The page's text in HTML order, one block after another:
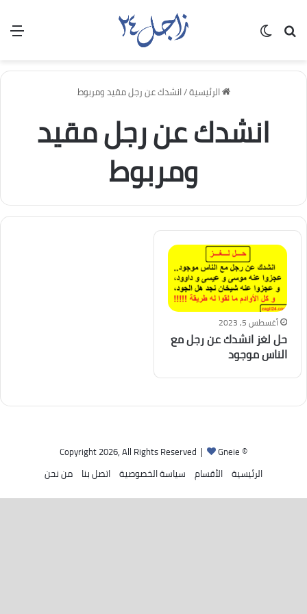
بحث عن
الرئيسية/انشدك عن رجل مقيد ومربوط
انشدك عن رجل مقيد
ومربوط
أغسطس 5, 2023
حل لغز انشدك عن رجل مع
الناس موجود
© Copyright 2026, All Rights Reserved |
Gneie
الرئيسية الأقسام سياسة الخصوصية اتصل بنا من نحن